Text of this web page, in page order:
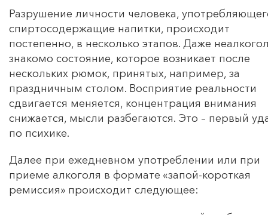
Разрушение личности человека,
спиртосодержащие напитки, происходит
постепенно, в несколько этапов. Даже
знакомо состояние, которое возникает после
нескольких рюмок, принятых, например, за
праздничным столом. Восприятие реальности
сдвигается меняется, концентрация внимания
снижается, мысли разбегаются. Это – первый
по психике.
Далее при ежедневном употреблении или при
приеме алкоголя в формате «запой-короткая
ремиссия» происходит следующее: